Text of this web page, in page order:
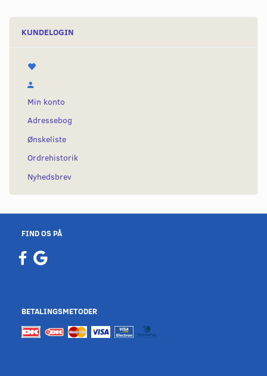
KUNDELOGIN
Min konto
Adressebog
Ønskeliste
Ordrehistorik
Nyhedsbrev
FIND OS PÅ
BETALINGSMETODER